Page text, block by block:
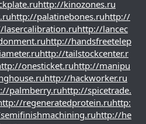
http://kinozones.ru
http://palatinebones.ruhttp://
lasercalibration.ruhttp://lancec
http://handsfreetelep
http://tailstockcenter.r
onesticket.ruhttp://manipu
http://hackworker.ru
palmberry.ruhttp://spicetrade.
regeneratedprotein.ruhttp:
http://he